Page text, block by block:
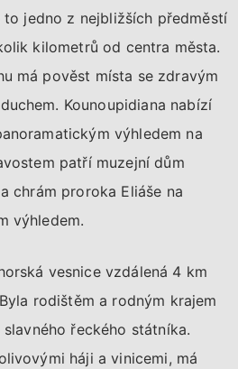
jedno z nejbližších předměstí
kilometrů od centra města.
má pověst místa se zdravým
Kounoupidiana nabízí
výhledem na
patří muzejní dům
chrám proroka Eliáše na
výhledem.
vesnice vzdálená 4 km
rodištěm a rodným krajem
řeckého státníka.
háji a vinicemi, má